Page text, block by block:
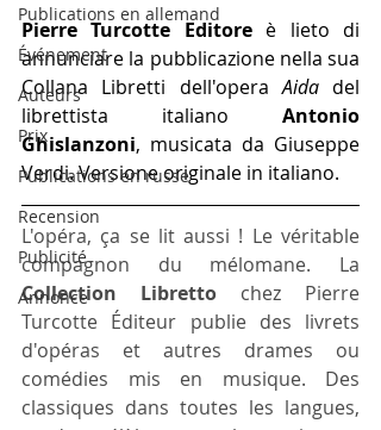
Publications en allemand
Événement
Auteurs
Prix
Publications en russe
Recension
Publicité
Annonce
Pierre Turcotte Editore è lieto di
annunciare la pubblicazione nella sua
Collana Libretti dell'opera Aida del
librettista italiano Antonio
Ghislanzoni, musicata da Giuseppe
Verdi. Versione originale in italiano.
L'opéra, ça se lit aussi ! Le véritable
Collection Libretto chez Pierre
Turcotte Éditeur publie des livrets
d'opéras et autres drames ou
comédies mis en musique. Des
classiques dans toutes les langues,